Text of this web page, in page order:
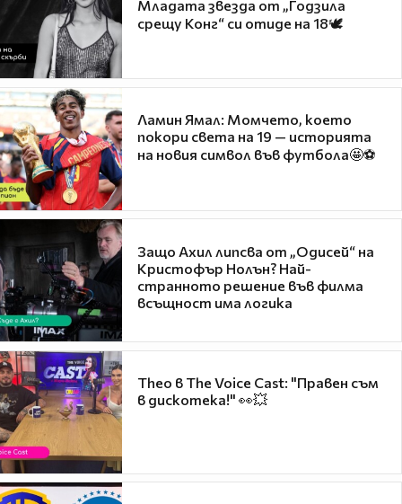
Младата звезда от „Годзила
срещу Конг“ си отиде на 18🕊️
Ламин Ямал: Момчето, което
покори света на 19 — историята
на новия символ във футбола🤩⚽
Защо Ахил липсва от „Одисей“ на
Кристофър Нолън? Най-
странното решение във филма
всъщност има логика
Theo в The Voice Cast: "Правен съм
в дискотека!" 👀💥